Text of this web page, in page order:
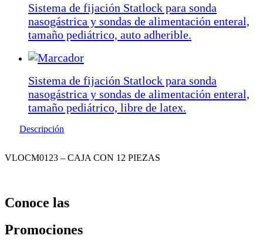
Sistema de fijación Statlock para sonda
nasogástrica y sondas de alimentación enteral,
tamaño pediátrico, auto adherible.
Sistema de fijación Statlock para sonda
nasogástrica y sondas de alimentación enteral,
tamaño pediátrico, libre de latex.
Descripción
VLOCM0123 – CAJA CON 12 PIEZAS
Conoce las
Promociones